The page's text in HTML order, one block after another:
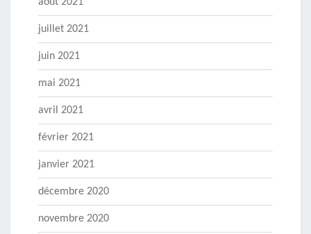
août 2021
juillet 2021
juin 2021
mai 2021
avril 2021
février 2021
janvier 2021
décembre 2020
novembre 2020